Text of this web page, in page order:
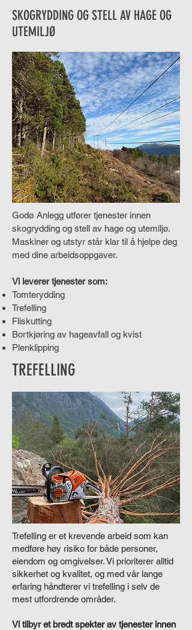
SKOGRYDDING OG STELL AV HAGE OG
UTEMILJØ
Godø Anlegg utfører tjenester innen
skogrydding og stell av hage og utemiljø.
Maskiner og utstyr står klar til å hjelpe deg
med dine arbeidsoppgaver.
Vi leverer tjenester som:
Tomterydding
Trefelling
Fliskutting
Bortkjøring av hageavfall og kvist
Plenklipping
TREFELLING
Trefelling er et krevende arbeid som kan
medføre høy risiko for både personer,
eiendom og omgivelser. Vi prioriterer alltid
sikkerhet og kvalitet, og med vår lange
erfaring håndterer vi trefelling i selv de
mest utfordrende områder.
Vi tilbyr et bredt spekter av tjenester innen